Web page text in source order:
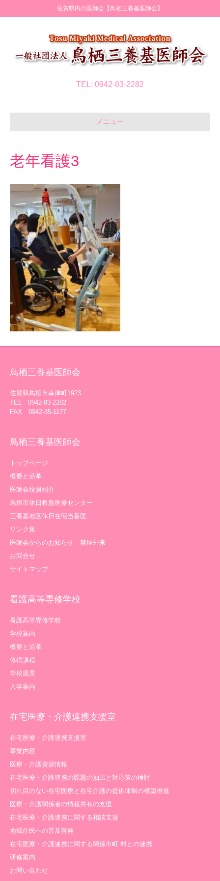
佐賀県内の医師会【鳥栖三養基医師会】
TEL: 0942-83-2282
メニュー
老年看護3
鳥栖三養基医師会
佐賀県鳥栖市幸津町1923
TEL 0942-83-2282
FAX 0942-85-1177
鳥栖三養基医師会
トップページ
概要と沿革
医師会役員紹介
鳥栖市休日救急医療センター
三養基地区休日在宅当番医
リンク集
医師会からのお知らせ 禁煙外来
お問合せ
サイトマップ
看護高等専修学校
看護高等専修学校
学校案内
概要と沿革
修得課程
学校風景
入学案内
在宅医療・介護連携支援室
在宅医療・介護連携支援室
事業内容
医療・介護資源情報
在宅医療・介護連携の課題の抽出と対応策の検討
切れ目のない在宅医療と在宅介護の提供体制の構築推進
医療・介護関係者の情報共有の支援
在宅医療・介護連携に関する相談支援
地域住民への普及啓発
在宅医療・介護連携に関する関係市町 村との連携
研修案内
お問い合わせ